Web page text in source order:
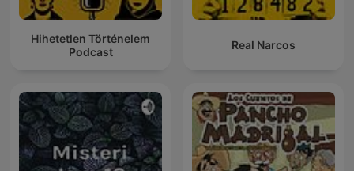
Hihetetlen Történelem
Podcast
Real Narcos